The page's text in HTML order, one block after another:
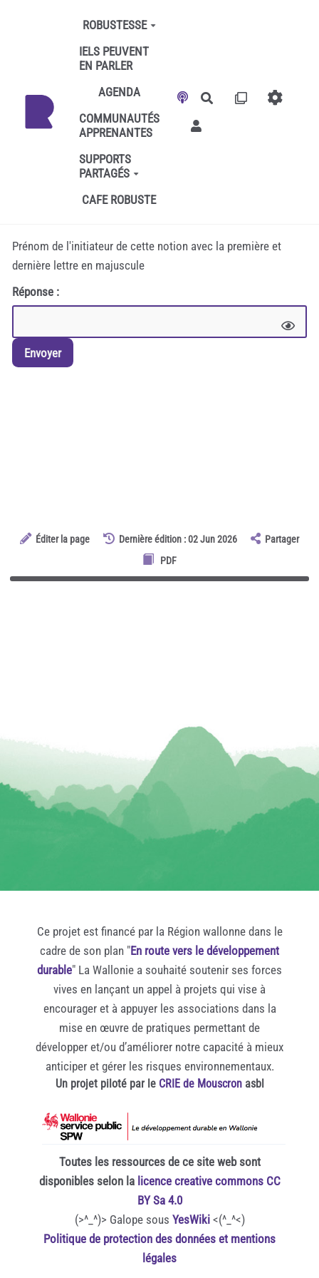
Aller au contenu principal
ROBUSTESSE
IELS PEUVENT
EN PARLER
AGENDA
COMMUNAUTÉS
APPRENANTES
SUPPORTS
PARTAGÉS
CAFE ROBUSTE
Rechercher
Prénom de l'initiateur de cette notion avec la première et
dernière lettre en majuscule
Réponse :
Envoyer
Éditer la page Dernière édition : 02 Jun 2026
Partager
PDF
Ce projet est financé par la Région wallonne dans le
cadre de son plan "En route vers le développement
durable" La Wallonie a souhaité soutenir ses forces
vives en lançant un appel à projets qui vise à
encourager et à appuyer les associations dans la
mise en œuvre de pratiques permettant de
développer et/ou d’améliorer notre capacité à mieux
anticiper et gérer les risques environnementaux.
Un projet piloté par le CRIE de Mouscronasbl
Toutes les ressources de ce site web sont
disponibles selon la licence creative commons CC
BY Sa 4.0
(>^_^)> Galope sous YesWiki<(^_^<)
Politique de protection des données et mentions
légales